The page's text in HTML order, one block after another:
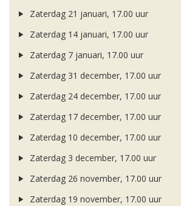
Zaterdag 21 januari, 17.00 uur
Zaterdag 14 januari, 17.00 uur
Zaterdag 7 januari, 17.00 uur
Zaterdag 31 december, 17.00 uur
Zaterdag 24 december, 17.00 uur
Zaterdag 17 december, 17.00 uur
Zaterdag 10 december, 17.00 uur
Zaterdag 3 december, 17.00 uur
Zaterdag 26 november, 17.00 uur
Zaterdag 19 november, 17.00 uur